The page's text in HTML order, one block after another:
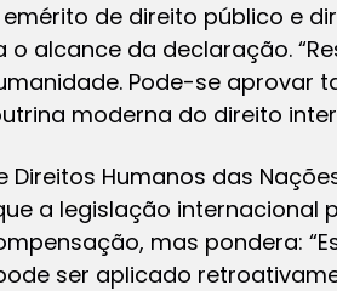
de direito público e
alcance da declaração.
Pode-se aprovar
moderna do direito
Humanos das
a legislação internacional
mas pondera:
ser aplicado